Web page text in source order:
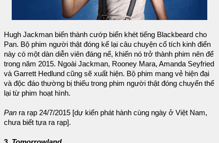
Hugh Jackman biến thành cướp biển khét tiếng Blackbeard cho
Pan. Bộ phim người thật đóng kể lại câu chuyện cổ tích kinh điển
này có một dàn diễn viên đáng nể, khiến nó trở thành phim nên để
trong năm 2015. Ngoài Jackman, Rooney Mara, Amanda Seyfried
và Garrett Hedlund cũng sẽ xuất hiện. Bộ phim mang vẻ hiện đại
và độc đáo thường bị thiếu trong phim người thật đóng chuyển thể
lại từ phim hoạt hình.
Pan ra rạp 24/7/2015 [dự kiến phát hành cùng ngày ở Việt Nam,
chưa biết tựa ra rạp].